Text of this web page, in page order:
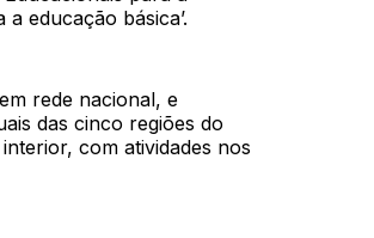
educação básica’.
rede nacional, e
das cinco regiões do
com atividades nos